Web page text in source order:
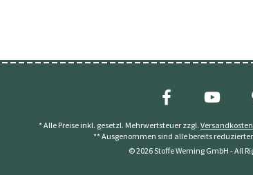
* Alle Preise inkl. gesetzl. Mehrwertsteuer zzgl. Versandkosten
** Ausgenommen sind alle bereits
© 2026 Stoffe Werning GmbH - All